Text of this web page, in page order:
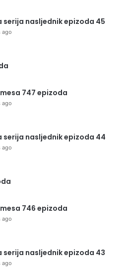
serija nasljednik epizoda 45
ago
747 epizoda
ago
serija nasljednik epizoda 44
ago
746 epizoda
ago
serija nasljednik epizoda 43
ago